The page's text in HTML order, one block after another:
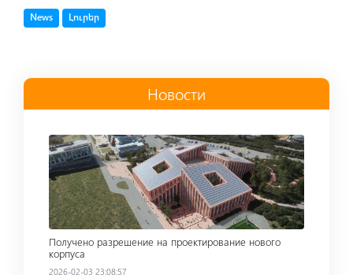
TagNews TagԼուրեր
Новости
Read more
Получено разрешение на проектирование нового
корпуса
2026-02-03 23:08:57